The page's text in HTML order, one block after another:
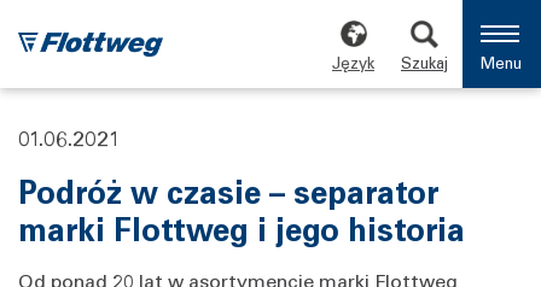
Język Szukaj Menu
01.06.2021
Podróż w czasie – separator
marki Flottweg i jego historia
Od ponad 20 lat w asortymencie marki Flottweg